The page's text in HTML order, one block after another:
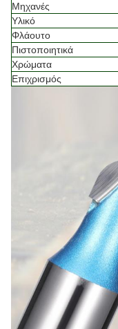
Μηχανές
Υλικό
Φλάουτο
Πιστοποιητικά
Χρώματα
Επιχρισμός